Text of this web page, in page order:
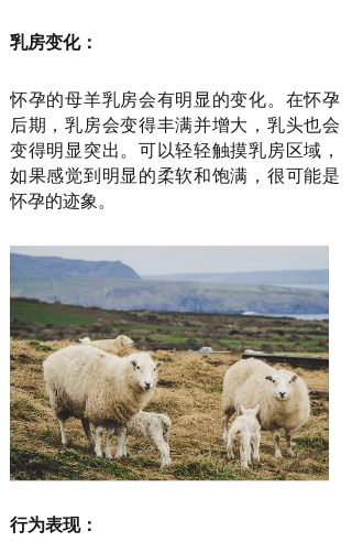
乳房变化：
怀孕的母羊乳房会有明显的变化。在怀孕
后期，乳房会变得丰满并增大，乳头也会
变得明显突出。可以轻轻触摸乳房区域，
如果感觉到明显的柔软和饱满，很可能是
怀孕的迹象。
行为表现：